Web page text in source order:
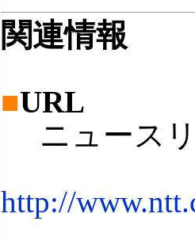
関連情報
■URL
ニュース
http://